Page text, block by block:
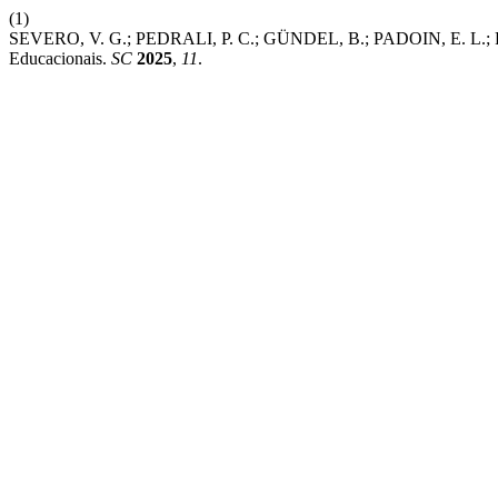
(1)
SEVERO, V. G.; PEDRALI, P. C.; GÜNDEL, B.; PADOIN, E. L.;
Educacionais. SC 2025, 11.